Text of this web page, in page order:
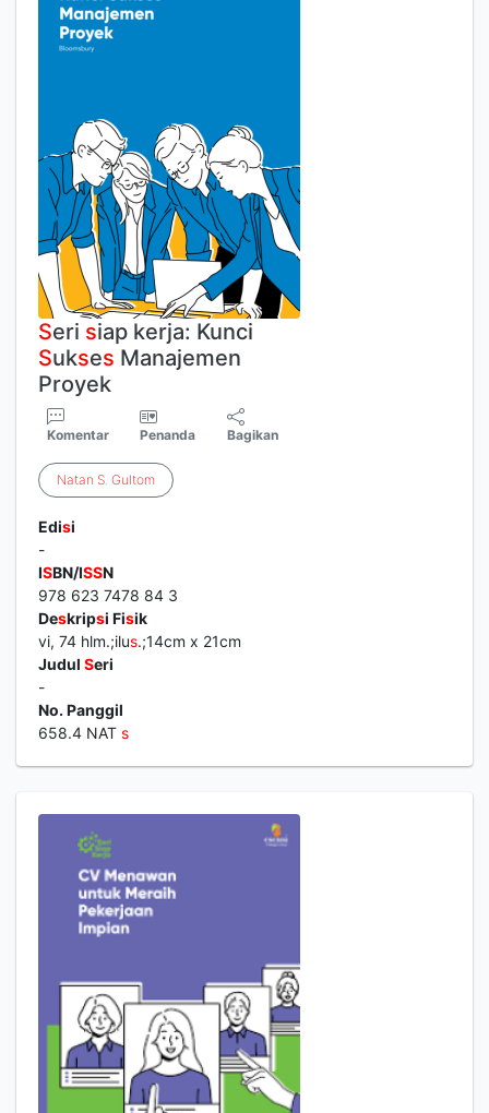
Seri siap kerja: Kunci
Sukses Manajemen
Proyek
Komentar Penanda Bagikan
Natan S. Gultom
Edisi
-
ISBN/ISSN
978 623 7478 84 3
Deskripsi Fisik
vi, 74 hlm.;ilus.;14cm x 21cm
Judul Seri
-
No. Panggil
658.4 NAT s